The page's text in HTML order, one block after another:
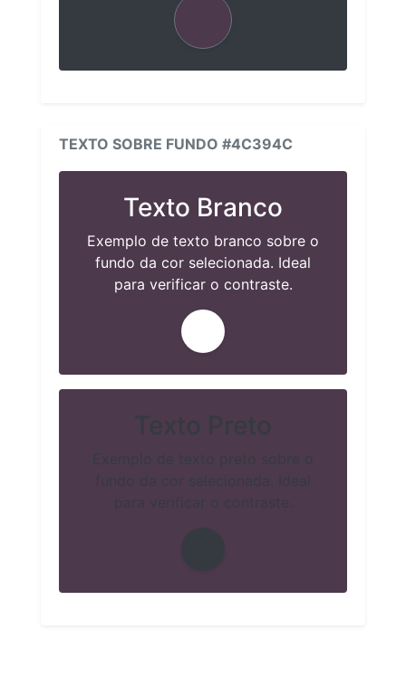
TEXTO SOBRE FUNDO #4C394C
Texto Branco
Exemplo de texto branco sobre o
fundo da cor selecionada. Ideal
para verificar o contraste.
Texto Preto
Exemplo de texto preto sobre o
fundo da cor selecionada. Ideal
para verificar o contraste.